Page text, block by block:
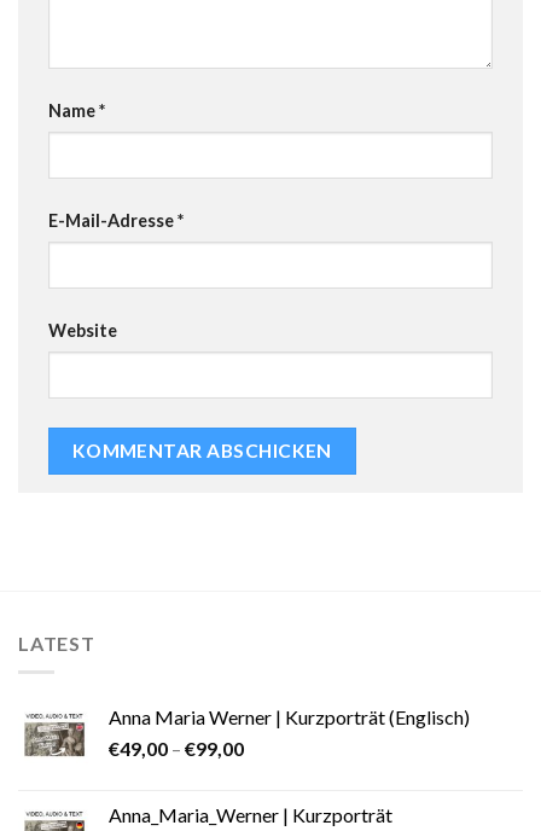
Name*
E-Mail-Adresse*
Website
LATEST
Anna Maria Werner | Kurzporträt (Englisch)
€49,00 – €99,00
Anna_Maria_Werner | Kurzporträt